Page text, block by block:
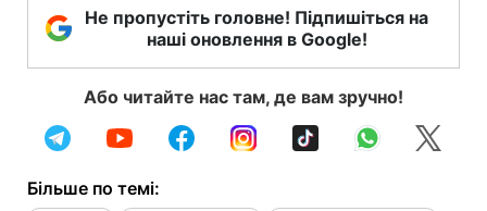
Не пропустіть головне! Підпишіться на
наші оновлення в Google!
Або читайте нас там, де вам зручно!
Більше по темі: